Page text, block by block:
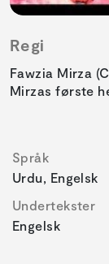
Regi
Fawzia Mirza
Mirzas første
Språk
Urdu, Engelsk
Undertekster
Engelsk